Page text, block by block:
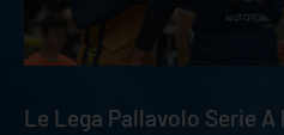
Le Lega Pallavolo Serie